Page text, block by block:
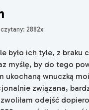
czytany: 2882x
było ich tyle, z braku
myślę, by do tego
ukochaną wnuczką
związana,
odejść